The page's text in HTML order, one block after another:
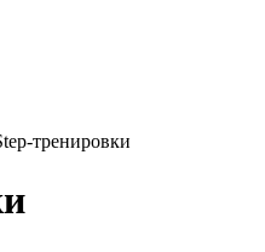
тренировки